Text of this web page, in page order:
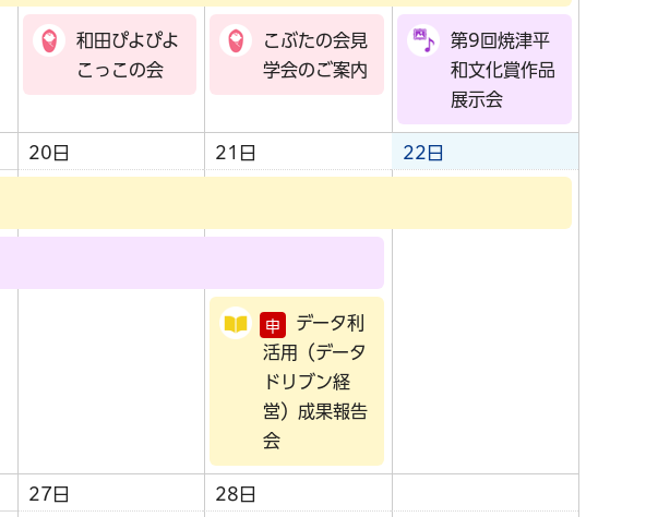
和田ぴよぴよ
こっこの会
こぶたの会見
学会のご案内
第9回焼津平
和文化賞作品
展示会
20日 21日 22日
申
データ利
活用（データ
ドリブン経
営）成果報告
会
27日 28日